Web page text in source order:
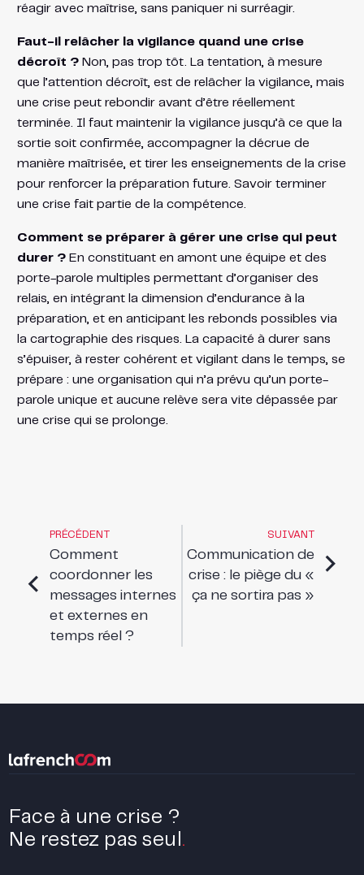
réagir avec maîtrise, sans paniquer ni surréagir.
Faut-il relâcher la vigilance quand une crise
décroît ?Non, pas trop tôt. La tentation, à mesure
que l’attention décroît, est de relâcher la vigilance, mais
une crise peut rebondir avant d’être réellement
terminée. Il faut maintenir la vigilance jusqu’à ce que la
sortie soit confirmée, accompagner la décrue de
manière maîtrisée, et tirer les enseignements de la crise
pour renforcer la préparation future. Savoir terminer
une crise fait partie de la compétence.
Comment se préparer à gérer une crise qui peut
durer ?En constituant en amont une équipe et des
porte-parole multiples permettant d’organiser des
relais, en intégrant la dimension d’endurance à la
préparation, et en anticipant les rebonds possibles via
la cartographie des risques. La capacité à durer sans
s’épuiser, à rester cohérent et vigilant dans le temps, se
prépare : une organisation qui n’a prévu qu’un porte-
parole unique et aucune relève sera vite dépassée par
une crise qui se prolonge.
PRÉCÉDENT
Comment
coordonner les
messages internes
et externes en
temps réel ?
SUIVANT
Communication de
crise : le piège du «
ça ne sortira pas »
Face à une crise ?
Ne restez pas seul .